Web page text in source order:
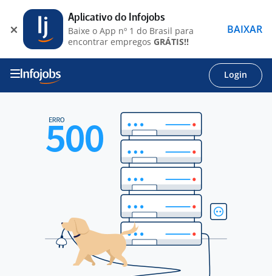
Login
Aplicativo do Infojobs
Baixe o App nº 1 do Brasil para
encontrar empregos GRÁTIS!!
BAIXAR